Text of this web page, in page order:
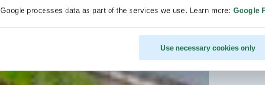
Google processes data as part of the services we use. Learn more: Google
Use necessary cookies only